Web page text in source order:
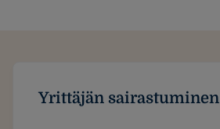
Yrittäjän sairastuminen